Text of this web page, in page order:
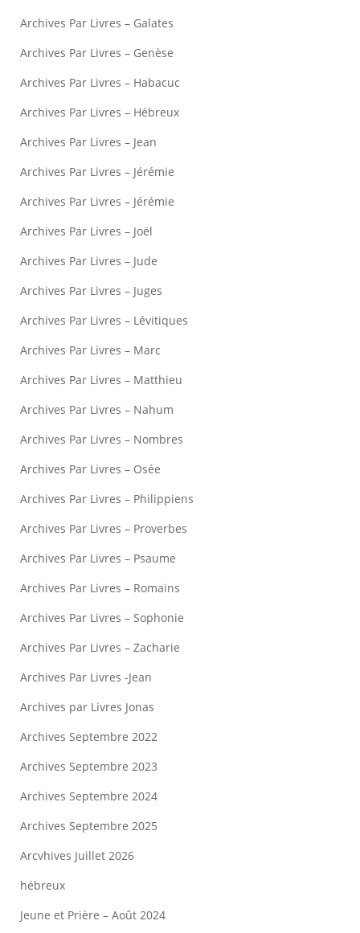
Archives Par Livres – Galates
Archives Par Livres – Genèse
Archives Par Livres – Habacuc
Archives Par Livres – Hébreux
Archives Par Livres – Jean
Archives Par Livres – Jérémie
Archives Par Livres – Jérémie
Archives Par Livres – Joël
Archives Par Livres – Jude
Archives Par Livres – Juges
Archives Par Livres – Lévitiques
Archives Par Livres – Marc
Archives Par Livres – Matthieu
Archives Par Livres – Nahum
Archives Par Livres – Nombres
Archives Par Livres – Osée
Archives Par Livres – Philippiens
Archives Par Livres – Proverbes
Archives Par Livres – Psaume
Archives Par Livres – Romains
Archives Par Livres – Sophonie
Archives Par Livres – Zacharie
Archives Par Livres -Jean
Archives par Livres Jonas
Archives Septembre 2022
Archives Septembre 2023
Archives Septembre 2024
Archives Septembre 2025
Arcvhives Juillet 2026
hébreux
Jeune et Prière – Août 2024